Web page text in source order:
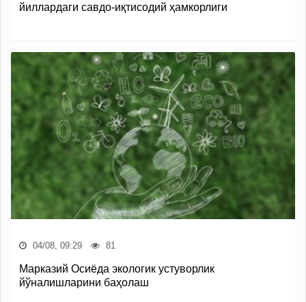
йиллардаги савдо-иқтисодий ҳамкорлиги
04/08, 09:29 81
Марказий Осиёда экологик устуворлик
йўналишларини баҳолаш